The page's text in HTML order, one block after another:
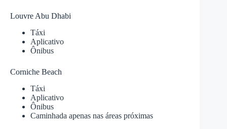
Louvre Abu Dhabi
Táxi
Aplicativo
Ônibus
Corniche Beach
Táxi
Aplicativo
Ônibus
Caminhada apenas nas áreas próximas